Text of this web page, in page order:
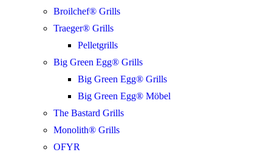
Broilchef® Grills
Traeger® Grills
Pelletgrills
Big Green Egg® Grills
Big Green Egg® Grills
Big Green Egg® Möbel
The Bastard Grills
Monolith® Grills
OFYR